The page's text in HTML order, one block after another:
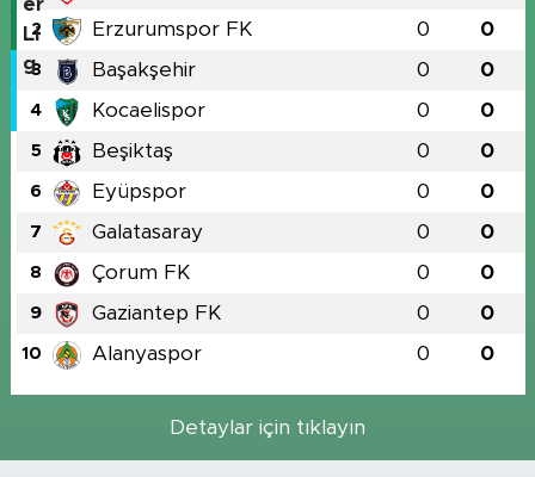
2 Erzurumspor FK 0 0
3 Başakşehir 0 0
4 Kocaelispor 0 0
5 Beşiktaş 0 0
6 Eyüpspor 0 0
7 Galatasaray 0 0
8 Çorum FK 0 0
9 Gaziantep FK 0 0
10 Alanyaspor 0 0
Detaylar için tıklayın